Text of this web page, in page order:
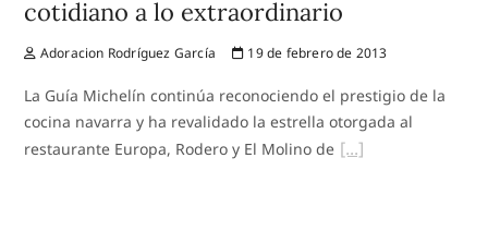
cotidiano a lo extraordinario
Adoracion Rodríguez García 19 de febrero de 2013
La Guía Michelín continúa reconociendo el prestigio de la
cocina navarra y ha revalidado la estrella otorgada al
restaurante Europa, Rodero y El Molino de